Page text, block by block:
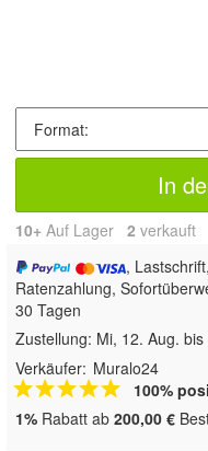
In
10+ Auf Lager 2 verkauft
,
Ratenzahlung,
30 Tagen
Zustellung: Mi, 12. Aug.
Verkäufer: Muralo24
100%
1% Rabatt ab 200,00 €